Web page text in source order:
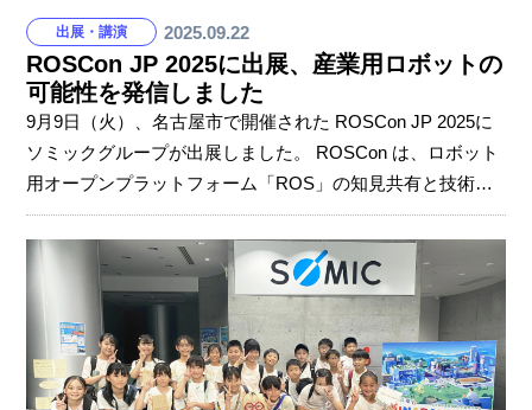
出展・講演 2025.09.22
ROSCon JP 2025に出展、産業用ロボットの
可能性を発信しました
9月9日（火）、名古屋市で開催された ROSCon JP 2025に
ソミックグループが出展しました。 ROSCon は、ロボット
用オープンプラットフォーム「ROS」の知見共有と技術交
流を目的とした開発者会議で、工場の生産工程の自動化に
おける活用が近年注目されています。ソミックグループは
本イベントのプラチナスポンサーとして協賛しています。
ブースでは、AI 外観検査機の技術・導入事例を展示し、多
くの来場者と意見交換を行いました。また、AI 事業開発室
の井上室長が講演者として登壇し、ROS を活用した AI 外
観検査機の実装課題や、今後の展望を紹介しました。 こう